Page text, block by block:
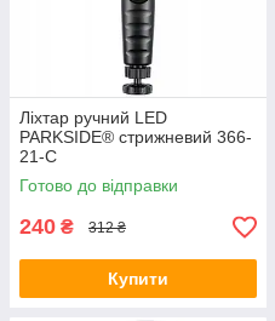
Ліхтар ручний LED
PARKSIDE® стрижневий 366-
21-C
Готово до відправки
240 ₴ 312 ₴
Купити